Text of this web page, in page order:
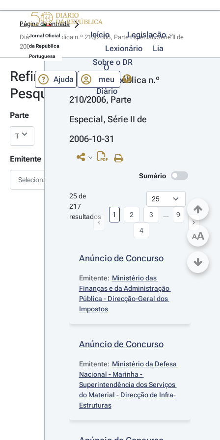
Jornal Oficial
da República
Portuguesa
Início
Legislação
Lexionário
Lia
Sobre o DR
Ajuda
O
meu
Diário
Página de entrada
Diário da República n.º 210/2006, Parte Especial, Série II de
2006-10-31
Refinar
Pesquisa
Parte
Emitente
Selecionar
Diário da República n.º
210/2006, Parte
Especial, Série II de
2006-10-31
Sumário
25 de
217
resultados
1 2
3
4
... 9
Anúncio de Concurso
Emitente: Ministério das
Finanças e da Administração
Pública - Direcção-Geral dos
Impostos
Anúncio de Concurso
Emitente: Ministério da Defesa
Nacional - Marinha -
Superintendência dos Serviços
do Material - Direcção de Infra-
Estruturas
AA